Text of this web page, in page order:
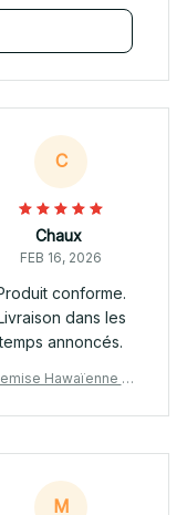
C
Chaux
FEB 16, 2026
conforme.
dans les
temps annoncés.
Hawaïenne De
M